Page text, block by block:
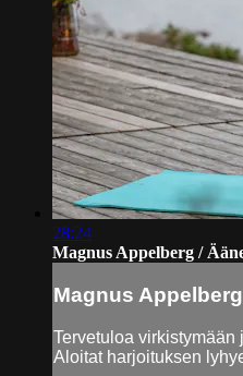
28:24
Magnus Appelberg /
Magnus
Tervetuloa
Aloitat harjoituksen